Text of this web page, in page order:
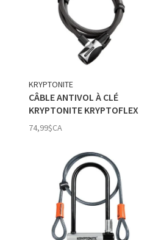
KRYPTONITE
CÂBLE ANTIVOL À CLÉ
KRYPTONITE KRYPTOFLEX
1518
74,99$CA